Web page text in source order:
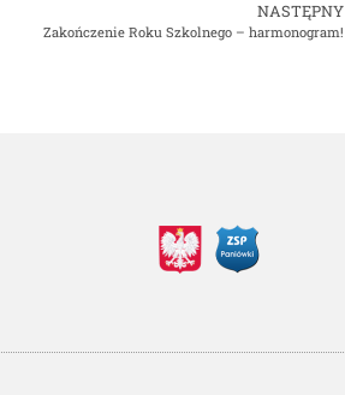
NASTĘPNY
Zakończenie Roku Szkolnego – harmonogram!